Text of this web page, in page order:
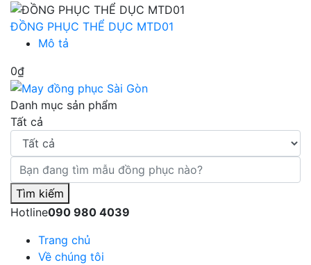
ĐỒNG PHỤC THỂ DỤC MTD01
Mô tả
0₫
Danh mục sản phẩm
Tất cả
Tìm kiếm
Hotline090 980 4039
Trang chủ
Về chúng tôi